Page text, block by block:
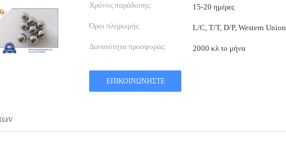
Χρόνος παράδοσης: 15-20 ημέρες
Όροι πληρωμής: L/C, T/T, D/P, Western Union
Δυνατότητα προσφοράς: 2000 κλ το μήνα
ΕΠΙΚΟΙΝΩΝΉΣΤΕ